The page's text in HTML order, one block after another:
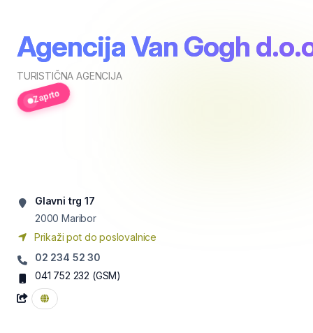
Agencija Van Gogh
TURISTIČNA AGENCIJA
Zaprto
Glavni trg 17
2000 Maribor
Prikaži pot do poslovalnice
02 234 52 30
041 752 232 (GSM)